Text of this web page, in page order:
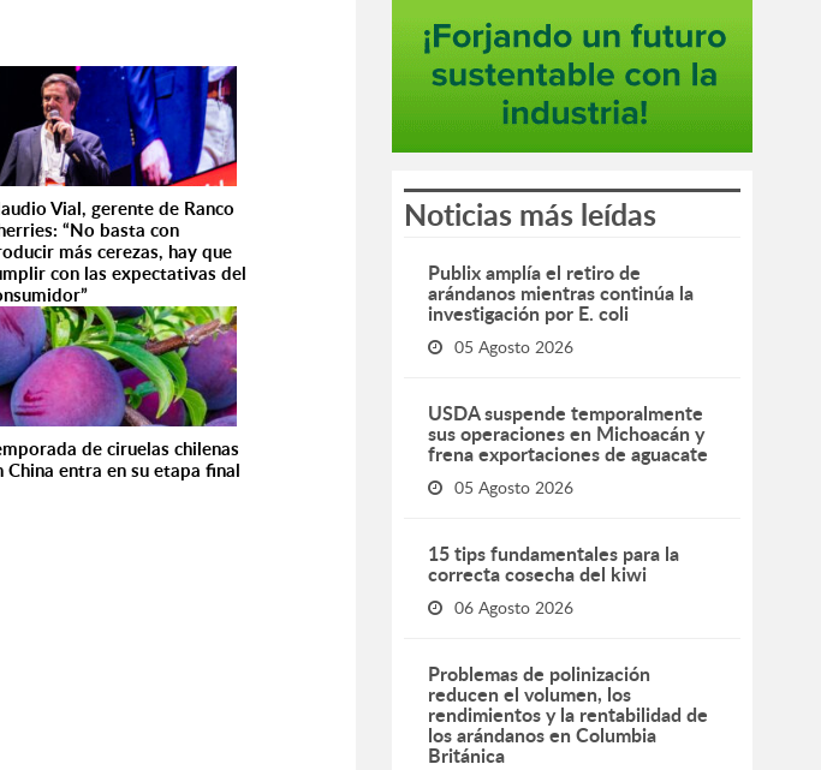
Vial, gerente de Ranco
“No basta con
más cerezas, hay que
con las expectativas del
de ciruelas chilenas
China entra en su etapa final
Noticias más leídas
Publix amplía el retiro de
arándanos mientras continúa la
investigación por E. coli
05 Agosto 2026
USDA suspende temporalmente
sus operaciones en Michoacán y
frena exportaciones de aguacate
05 Agosto 2026
15 tips fundamentales para la
correcta cosecha del kiwi
06 Agosto 2026
Problemas de polinización
reducen el volumen, los
rendimientos y la rentabilidad de
los arándanos en Columbia
Británica